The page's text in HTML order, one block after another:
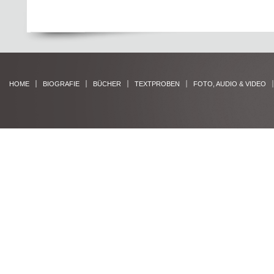
HOME BIOGRAFIE BÜCHER TEXTPROBEN FOTO, AUDIO & VIDEO